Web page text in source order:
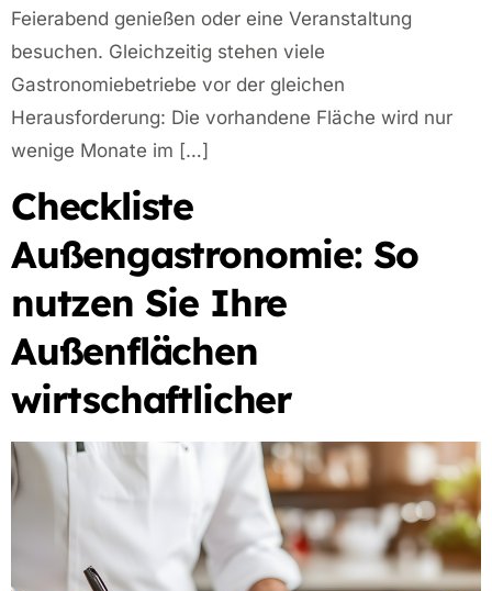
Feierabend genießen oder eine Veranstaltung
besuchen. Gleichzeitig stehen viele
Gastronomiebetriebe vor der gleichen
Herausforderung: Die vorhandene Fläche wird nur
wenige Monate im […]
Checkliste
Außengastronomie: So
nutzen Sie Ihre
Außenflächen
wirtschaftlicher